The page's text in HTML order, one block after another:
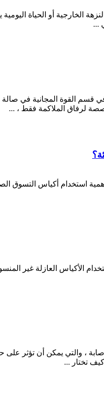
الخارجية أو الحياة
...
في قسم القوة المجانية
لرفاق الملاكمة فقط ، ...
استخدام أكياس التسوق
الأكياس العازلة غير
، والتي يمكن أن تؤثر
تختار ...